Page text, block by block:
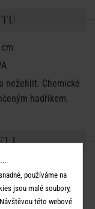
nežehlit. Chemické
hadříkem.
používáme na
jsou malé soubory,
této webové